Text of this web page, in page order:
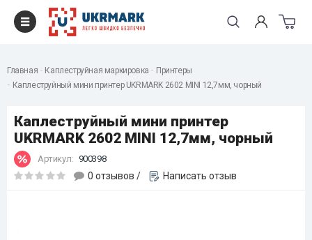
Главная Каплеструйная маркировка
Принтеры
Каплеструйный мини принтер UKRMARK 2602 MINI 12,7мм, чорный
Каплеструйный мини принтер
UKRMARK 2602 MINI 12,7мм, чорный
Артикул: 900398
0 отзывов / Написать отзыв